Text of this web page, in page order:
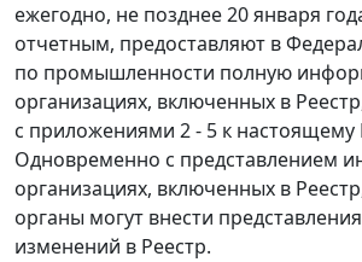
ежегодно, не позднее 20 января
отчетным, предоставляют в
по промышленности полную
организациях, включенных в
с приложениями 2 - 5 к настоящему
Одновременно с представлением
организациях, включенных в
органы могут внести
изменений в Реестр.